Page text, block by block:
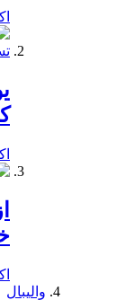
والیبال